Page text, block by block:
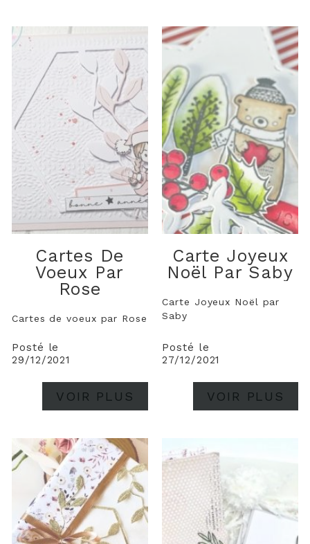
Cartes De
Voeux Par
Rose
Cartes de voeux par Rose
Posté le
29/12/2021
VOIR PLUS
Carte Joyeux
Noël Par Saby
Carte Joyeux Noël par
Saby
Posté le
27/12/2021
VOIR PLUS